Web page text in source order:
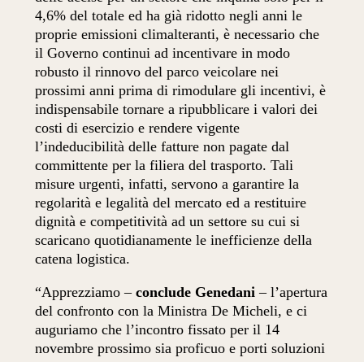
4,6% del totale ed ha già ridotto negli anni le
proprie emissioni climalteranti, è necessario che
il Governo continui ad incentivare in modo
robusto il rinnovo del parco veicolare nei
prossimi anni prima di rimodulare gli incentivi, è
indispensabile tornare a ripubblicare i valori dei
costi di esercizio e rendere vigente
l’indeducibilità delle fatture non pagate dal
committente per la filiera del trasporto. Tali
misure urgenti, infatti, servono a garantire la
regolarità e legalità del mercato ed a restituire
dignità e competitività ad un settore su cui si
scaricano quotidianamente le inefficienze della
catena logistica.
“Apprezziamo –conclude Genedani – l’apertura
del confronto con la Ministra De Micheli, e ci
auguriamo che l’incontro fissato per il 14
novembre prossimo sia proficuo e porti soluzioni